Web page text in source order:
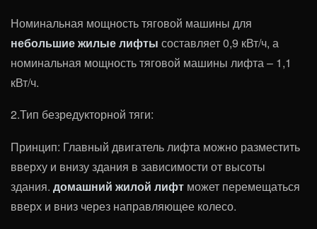
Номинальная мощность тяговой машины для
небольшие жилые лифты составляет 0,9 кВт/ч, а
номинальная мощность тяговой машины лифта – 1,1
кВт/ч.
2.Тип безредукторной тяги:
Принцип: Главный двигатель лифта можно разместить
вверху и внизу здания в зависимости от высоты
здания. домашний жилой лифт может перемещаться
вверх и вниз через направляющее колесо.